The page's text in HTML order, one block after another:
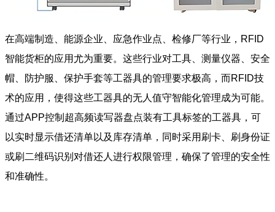
在高端制造、能源企业、应急作业点、检修厂等行业，RFID
智能货柜的应用尤为重要。这些行业对工具、测量仪器、安全
帽、防护服、保护手套等工器具的管理要求极高，而RFID技
术的应用，使得这些工器具的无人值守智能化管理成为可能。
通过APP控制超高频读写器盘点装有工具标签的工器具，可
以实时显示借还清单以及库存清单，同时采用刷卡、刷身份证
或刷二维码识别对借还人进行权限管理，确保了管理的安全性
和准确性。